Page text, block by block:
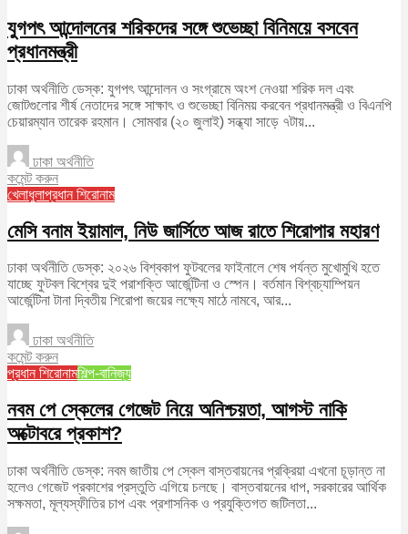
যুগপৎ আন্দোলনের শরিকদের সঙ্গে শুভেচ্ছা বিনিময়ে বসবেন
প্রধানমন্ত্রী
ঢাকা অর্থনীতি ডেস্ক: যুগপৎ আন্দোলন ও সংগ্রামে অংশ নেওয়া শরিক দল এবং
জোটগুলোর শীর্ষ নেতাদের সঙ্গে সাক্ষাৎ ও শুভেচ্ছা বিনিময় করবেন প্রধানমন্ত্রী ও বিএনপি
চেয়ারম্যান তারেক রহমান। সোমবার (২০ জুলাই) সন্ধ্যা সাড়ে ৭টায়...
ঢাকা অর্থনীতি
কমেন্ট করুন
খেলাধুলাপ্রধান শিরোনাম
মেসি বনাম ইয়ামাল, নিউ জার্সিতে আজ রাতে শিরোপার মহারণ
ঢাকা অর্থনীতি ডেস্ক: ২০২৬ বিশ্বকাপ ফুটবলের ফাইনালে শেষ পর্যন্ত মুখোমুখি হতে
যাচ্ছে ফুটবল বিশ্বের দুই পরাশক্তি আর্জেন্টিনা ও স্পেন। বর্তমান বিশ্বচ্যাম্পিয়ন
আর্জেন্টিনা টানা দ্বিতীয় শিরোপা জয়ের লক্ষ্যে মাঠে নামবে, আর...
ঢাকা অর্থনীতি
কমেন্ট করুন
প্রধান শিরোনামশিল্প-বানিজ্য
নবম পে স্কেলের গেজেট নিয়ে অনিশ্চয়তা, আগস্ট নাকি
অক্টোবরে প্রকাশ?
ঢাকা অর্থনীতি ডেস্ক: নবম জাতীয় পে স্কেল বাস্তবায়নের প্রক্রিয়া এখনো চূড়ান্ত না
হলেও গেজেট প্রকাশের প্রস্তুতি এগিয়ে চলছে। বাস্তবায়নের ধাপ, সরকারের আর্থিক
সক্ষমতা, মূল্যস্ফীতির চাপ এবং প্রশাসনিক ও প্রযুক্তিগত জটিলতা...